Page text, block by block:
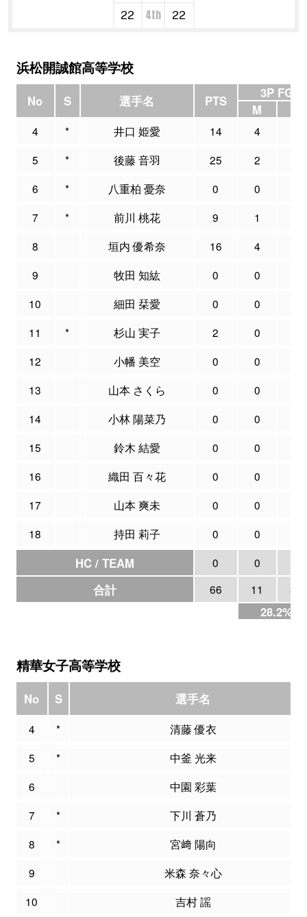
22
4th 22
浜松開誠館高等学校
No S 選手名 PTS
3P FG
M
4 * 井口 姫愛 14 4
5
* 後藤 音羽 25 2
6
* 八重柏 憂奈 0 0
7
* 前川 桃花 9 1
8
垣内 優希奈 16 4
9
牧田 知紘 0 0
10
細田 栞愛 0 0
11
* 杉山 実子 2 0
12
小幡 美空 0 0
13
山本 さくら 0 0
14
小林 陽菜乃 0 0
15
鈴木 結愛 0 0
16
織田 百々花 0 0
17
山本 爽未 0 0
18
持田 莉子 0 0
HC / TEAM 0 0
合計 66 11 39
28.2%
精華女子高等学校
No S 選手名
4 *
清藤 優衣
5
*
中釜 光来
6
中園 彩葉
7
*
下川 蒼乃
8
*
宮﨑 陽向
9
米森 奈々心
10
吉村 謡